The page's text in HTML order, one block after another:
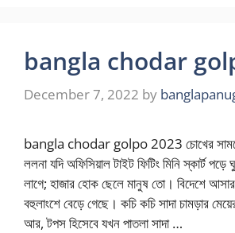
bangla chodar
December 7, 2022 by
bangla chodar golpo 2023 চোখের সামনে
ললনা যদি অফিসিয়াল টাইট ফিটিং মিনি স্কার্ট
লাগে; হাজার হোক ছেলে মানুষ তো। বিদেশে
বহুলাংশে বেড়ে গেছে। কচি কচি সাদা চামড়ার
আর, টপস হিসেবে যখন পাতলা সাদা …